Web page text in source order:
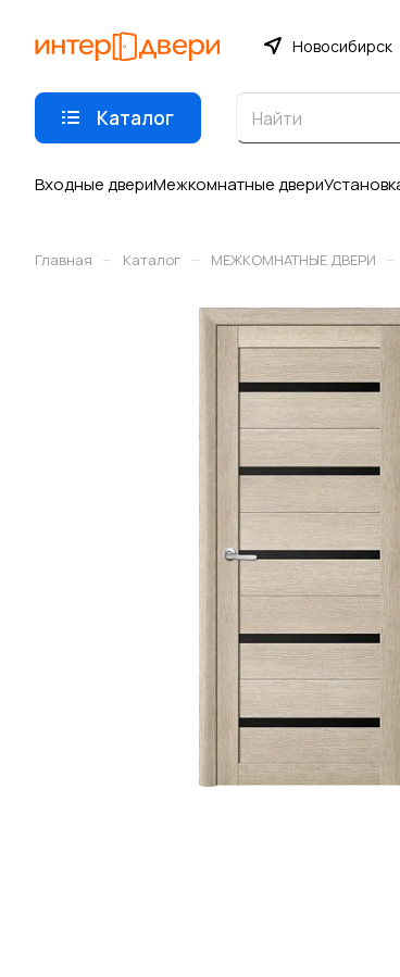
Новосибирск
Каталог
Входные двериМежкомнатные двери
Главная – Каталог – МЕЖКОМНАТНЫЕ ДВЕРИ –